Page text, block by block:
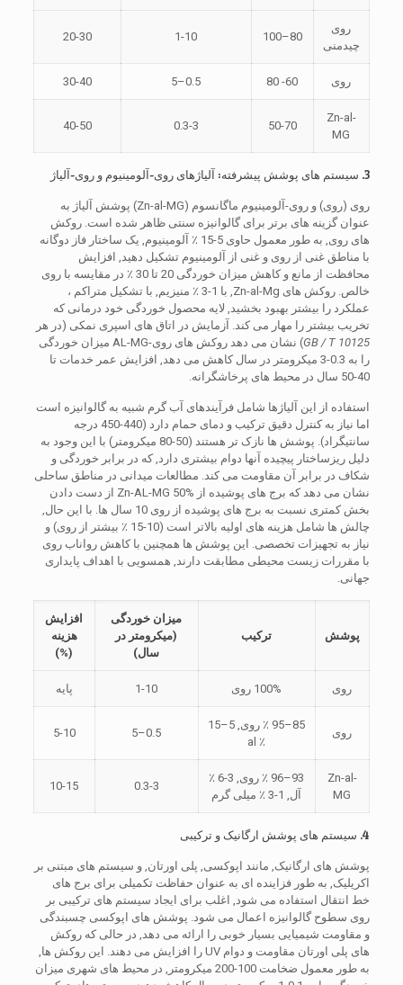
روی
چیدمنی
80–100
1-10
20-30
روی 60- 80
0.5–5
30-40
Zn-al-
MG
50-70
0.3-3
40-50
3. سیستم های پوشش پیشرفته: آلیاژهای روی-آلومینیوم و روی-آلیاژ
روی (روی) و روی-آلومینیوم ماگانسوم (Zn-al-MG) پوشش آلیاژ به
عنوان گزینه های برتر برای گالوانیزه سنتی ظاهر شده است. روکش
های روی, به طور معمول حاوی 5-15 ٪ آلومینیوم, یک ساختار فاز دوگانه
با مناطق غنی از روی و غنی از آلومینیوم تشکیل دهید, افزایش
محافظت از مانع و کاهش میزان خوردگی 20 تا 30 ٪ در مقایسه با روی
خالص. روکش های Zn-al-Mg, با 1-3 ٪ منیزیم, با تشکیل متراکم ،
عملکرد را بیشتر بهبود بخشید, لایه محصول خوردگی خود درمانی که
تخریب بیشتر را مهار می کند. آزمایش در اتاق های اسپری نمکی (در هر
GB / T 10125
) نشان می دهد روکش های روی-AL-MG میزان خوردگی
را به 0.3-3 میکرومتر در سال کاهش می دهد, افزایش عمر خدمات تا
40-50 سال در محیط های پرخاشگرانه.
استفاده از این آلیاژها شامل فرآیندهای آب گرم شبیه به گالوانیزه است
اما نیاز به کنترل دقیق ترکیب و دمای حمام دارد (440-450 درجه
سانتیگراد). پوشش ها نازک تر هستند (50-80 میکرومتر) با این وجود به
دلیل ریزساختار پیچیده آنها دوام بیشتری دارد, که در برابر خوردگی و
شکاف در برابر آن مقاومت می کند. مطالعات میدانی در مناطق ساحلی
نشان می دهد که برج های پوشیده از Zn-AL-MG 50% از دست دادن
بخش کمتری نسبت به برج های پوشیده از روی 10 سال ها. با این حال,
چالش ها شامل هزینه های اولیه بالاتر است (10-15 ٪ بیشتر از روی) و
نیاز به تجهیزات تخصصی. این پوشش ها همچنین با کاهش رواناب روی
با مقررات زیست محیطی مطابقت دارند, همسویی با اهداف پایداری
جهانی.
پوشش ترکیب
میزان خوردگی
(میکرومتر در
سال)
افزایش
هزینه
(%)
روی 100% روی 1-10 پایه
روی
85–95 ٪ روی, 5–15
٪ al
0.5–5
5-10
Zn-al-
MG
93–96 ٪ روی, 3-6 ٪
آل, 1-3 ٪ میلی گرم
0.3-3
10-15
4. سیستم های پوشش ارگانیک و ترکیبی
پوشش های ارگانیک, مانند اپوکسی, پلی اورتان, و سیستم های مبتنی بر
اکریلیک, به طور فزاینده ای به عنوان حفاظت تکمیلی برای برج های
خط انتقال استفاده می شود, اغلب برای ایجاد سیستم های ترکیبی بر
روی سطوح گالوانیزه اعمال می شود. پوشش های اپوکسی چسبندگی
و مقاومت شیمیایی بسیار خوبی را ارائه می دهد, در حالی که روکش
های پلی اورتان مقاومت و دوام UV را افزایش می دهند. این روکش ها,
به طور معمول ضخامت 100-200 میکرومتر, در محیط های شهری میزان